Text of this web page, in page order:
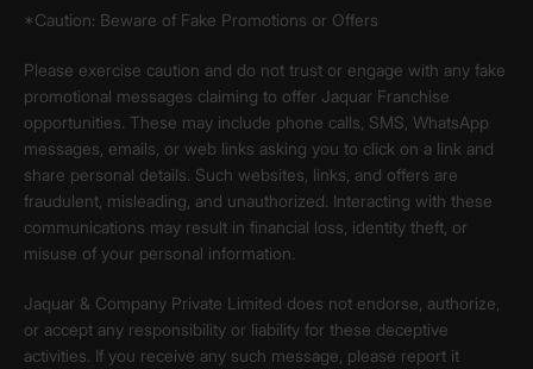
*Caution: Beware of Fake Promotions or Offers
Please exercise caution and do not trust or engage with any fake
promotional messages claiming to offer Jaquar Franchise
opportunities. These may include phone calls, SMS, WhatsApp
messages, emails, or web links asking you to click on a link and
share personal details. Such websites, links, and offers are
fraudulent, misleading, and unauthorized. Interacting with these
communications may result in financial loss, identity theft, or
misuse of your personal information.
Jaquar & Company Private Limited does not endorse, authorize,
or accept any responsibility or liability for these deceptive
activities. If you receive any such message, please report it